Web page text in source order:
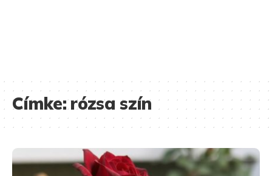
Címke:rózsa szín